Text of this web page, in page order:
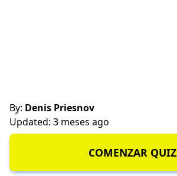
By: Denis Priesnov
Updated: 3 meses ago
COMENZAR QUIZ